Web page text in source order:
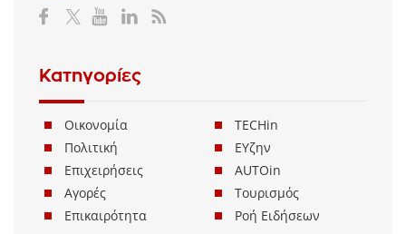
Κατηγορίες
Οικονομία
Πολιτική
Επιχειρήσεις
Αγορές
TECHin
ΕΥζην
AUTOin
Τουρισμός